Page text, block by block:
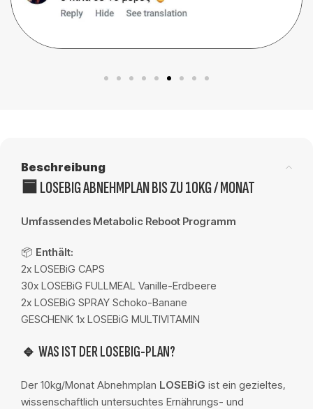
Beschreibung
🟦 LOSEBIG ABNEHMPLAN BIS ZU 10KG / MONAT
Umfassendes Metabolic Reboot Programm
📦 Enthält:
2x LOSEBiG CAPS
30x LOSEBiG FULLMEAL Vanille-Erdbeere
2x LOSEBiG SPRAY Schoko-Banane
GESCHENK 1x LOSEBiG MULTIVITAMIN
🔹 WAS IST DER LOSEBIG-PLAN?
Der 10kg/Monat Abnehmplan LOSEBiG ist ein gezieltes,
wissenschaftlich untersuchtes Ernährungs- und